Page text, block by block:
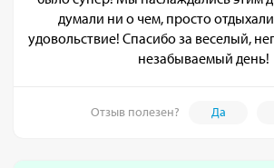
думали ни о чем, просто
удовольствие! Спасибо за веселый,
незабываемый день!
Отзыв полезен? Да